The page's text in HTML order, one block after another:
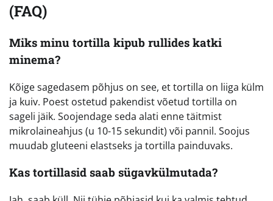
(FAQ)
Miks minu tortilla kipub rullides katki
minema?
Kõige sagedasem põhjus on see, et tortilla on liiga külm
ja kuiv. Poest ostetud pakendist võetud tortilla on
sageli jäik. Soojendage seda alati enne täitmist
mikrolaineahjus (u 10-15 sekundit) või pannil. Soojus
muudab gluteeni elastseks ja tortilla painduvaks.
Kas tortillasid saab sügavkülmutada?